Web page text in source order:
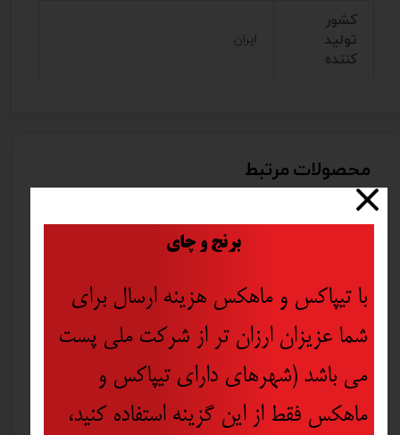
کشور
تولید
کننده
ایران
محصولات مرتبط
برنج و چای
با تیپاکس و ماهکس هزینه ارسال برای
شما عزیزان ارزان تر از شرکت ملی پست
می باشد (شهرهای دارای تیپاکس و
ماهکس فقط از این گزینه استفاده کنید،